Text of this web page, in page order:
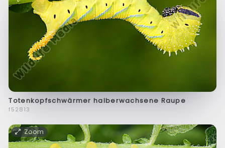
Totenkopfschwärmer halberwachsene Raupe
f52813
Zoom